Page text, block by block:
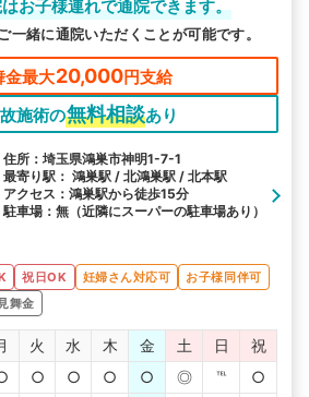
お子様連れで通院できます。
一緒に通院いただくことが可能です。
金最大20,000円支給
施術の無料相談あり
住所：埼玉県鴻巣市神明1-7-1
最寄り駅： 鴻巣駅 / 北鴻巣駅 / 北本駅
アクセス：鴻巣駅から徒歩15分
駐車場：無（近隣にスーパーの駐車場あり）
祝日OK 妊婦さん対応可
お子様同伴可
舞金
火 水 木 金 土 日
祝
○ ○ ○ ○ ◎ ℡
○